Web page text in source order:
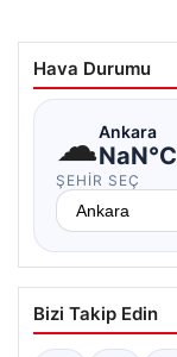
Hava Durumu
☁Ankara
NaN°C
ŞEHIR SEÇ
Bizi Takip Edin